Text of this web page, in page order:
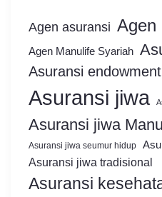
Agen asuransi Agen
Agen Manulife Syariah
Asuransi endowment
Asuransi jiwa
Asuransi jiwa
Asuransi jiwa seumur hidup
Asuransi jiwa tradisional
Asuransi